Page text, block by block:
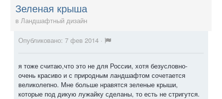
Зеленая крыша
в Ландшафтный дизайн
Опубликовано: 7 фев 2014 ·
я тоже считаю,что это не для России, хотя безусловно-
очень красиво и с природным ландшафтом сочетается
великолепно. Мне больше нравятся зеленые крыши,
которые под дикую лужайку сделаны, то есть не стригутся.